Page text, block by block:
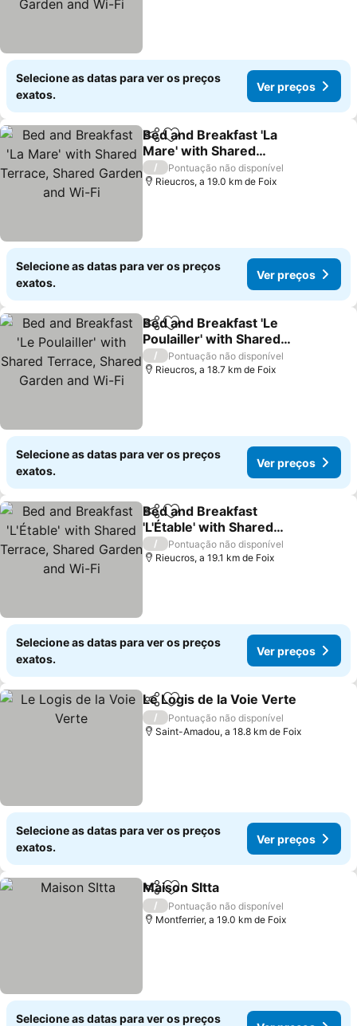
Selecione as datas para ver os preços
exatos.
Ver preços
PartilharAdicionar aos favoritos
Bed and Breakfast 'La
Mare' with Shared
Terrace, Shared Garden
and Wi-Fi
Ver preços
/
Pontuação não disponível
Rieucros, a 19.0 km de Foix
Selecione as datas para ver os preços
exatos.
Ver preços
PartilharAdicionar aos favoritos
Bed and Breakfast 'Le
Poulailler' with Shared
Terrace, Shared Garden
and Wi-Fi
Ver preços
/
Pontuação não disponível
Rieucros, a 18.7 km de Foix
Selecione as datas para ver os preços
exatos.
Ver preços
PartilharAdicionar aos favoritos
Bed and Breakfast
'L'Étable' with Shared
Terrace, Shared Garden
and Wi-Fi
Ver preços
/
Pontuação não disponível
Rieucros, a 19.1 km de Foix
Selecione as datas para ver os preços
exatos.
Ver preços
PartilharAdicionar aos favoritos
Le Logis de la Voie Verte
/
Pontuação não disponível
Saint-Amadou, a 18.8 km de Foix
Selecione as datas para ver os preços
exatos.
Ver preços
PartilharAdicionar aos favoritos
Maison SItta
/
Pontuação não disponível
Montferrier, a 19.0 km de Foix
Selecione as datas para ver os preços